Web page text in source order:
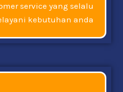
service yang selalu
kebutuhan anda